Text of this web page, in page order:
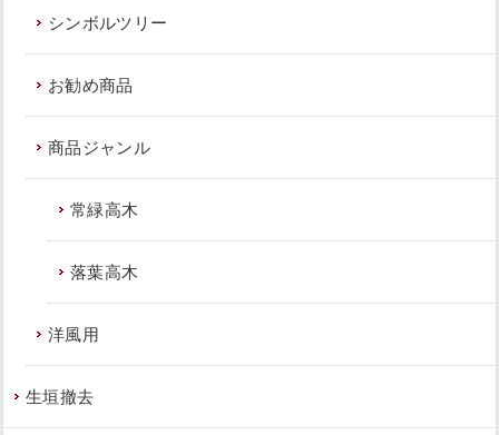
シンボルツリー
お勧め商品
商品ジャンル
常緑高木
落葉高木
洋風用
生垣撤去